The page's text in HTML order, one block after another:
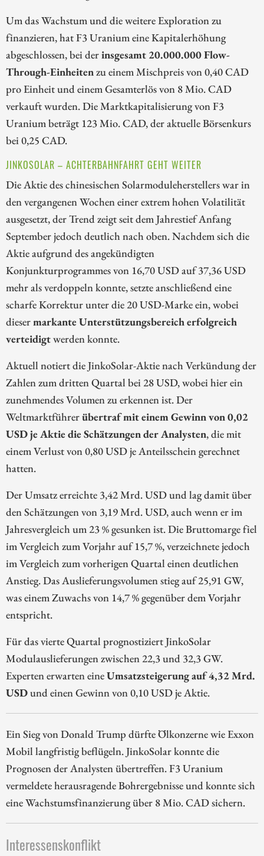
Um das Wachstum und die weitere Exploration zu
finanzieren, hat F3 Uranium eine Kapitalerhöhung
abgeschlossen, bei derinsgesamt 20.000.000 Flow-
Through-Einheitenzu einem Mischpreis von 0,40 CAD
pro Einheit und einem Gesamterlös von 8 Mio. CAD
verkauft wurden. Die Marktkapitalisierung von F3
Uranium beträgt 123 Mio. CAD, der aktuelle Börsenkurs
bei 0,25 CAD.
JINKOSOLAR – ACHTERBAHNFAHRT GEHT WEITER
Die Aktie des chinesischen Solarmoduleherstellers war in
den vergangenen Wochen einer extrem hohen Volatilität
ausgesetzt, der Trend zeigt seit dem Jahrestief Anfang
September jedoch deutlich nach oben. Nachdem sich die
Aktie aufgrund des angekündigten
Konjunkturprogrammes von 16,70 USD auf 37,36 USD
mehr als verdoppeln konnte, setzte anschließend eine
scharfe Korrektur unter die 20 USD-Marke ein, wobei
diesermarkante Unterstützungsbereich erfolgreich
verteidigtwerden konnte.
Aktuell notiert die JinkoSolar-Aktie nach Verkündung der
Zahlen zum dritten Quartal bei 28 USD, wobei hier ein
zunehmendes Volumen zu erkennen ist. Der
Weltmarktführerübertraf mit einem Gewinn von 0,02
USD je Aktie die Schätzungen der Analysten, die mit
einem Verlust von 0,80 USD je Anteilsschein gerechnet
hatten.
Der Umsatz erreichte 3,42 Mrd. USD und lag damit über
den Schätzungen von 3,19 Mrd. USD, auch wenn er im
Jahresvergleich um 23 % gesunken ist. Die Bruttomarge fiel
im Vergleich zum Vorjahr auf 15,7 %, verzeichnete jedoch
im Vergleich zum vorherigen Quartal einen deutlichen
Anstieg. Das Auslieferungsvolumen stieg auf 25,91 GW,
was einem Zuwachs von 14,7 % gegenüber dem Vorjahr
entspricht.
Für das vierte Quartal prognostiziert JinkoSolar
Modulauslieferungen zwischen 22,3 und 32,3 GW.
Experten erwarten eineUmsatzsteigerung auf 4,32 Mrd.
USDund einen Gewinn von 0,10 USD je Aktie.
Ein Sieg von Donald Trump dürfte Ölkonzerne wie Exxon
Mobil langfristig beflügeln. JinkoSolar konnte die
Prognosen der Analysten übertreffen. F3 Uranium
vermeldete herausragende Bohrergebnisse und konnte sich
eine Wachstumsfinanzierung über 8 Mio. CAD sichern.
Interessenskonflikt